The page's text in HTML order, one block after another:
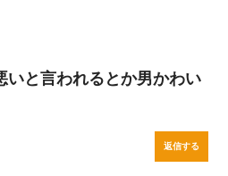
いと言われるとか男かわい
返信する